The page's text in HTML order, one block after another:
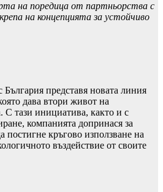
на поредица от партньорства с
на концепцията за устойчиво
представя новата линия
дава втори живот на
С тази инициатива, както и с
компанията допринася за
постигне кръгово използване на
въздействие от своите